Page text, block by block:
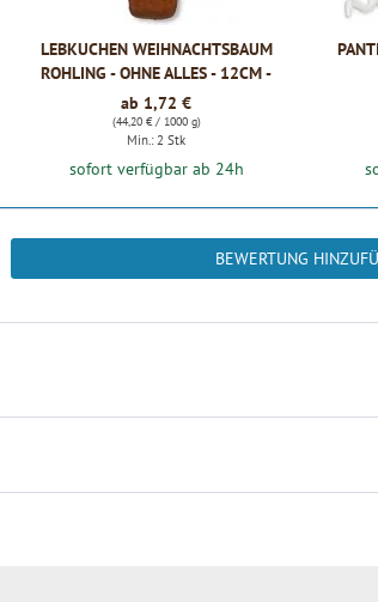
LEBKUCHEN WEIHNACHTSBAUM
ROHLING - OHNE ALLES - 12CM -
SPITZ
ab 1,72 €
(44,20 € / 1000 g)
Min.: 2 Stk
sofort verfügbar ab 24h
BEWERTUNG